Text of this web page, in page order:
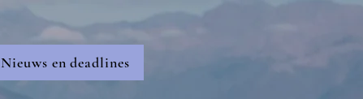
Nieuws en deadlines